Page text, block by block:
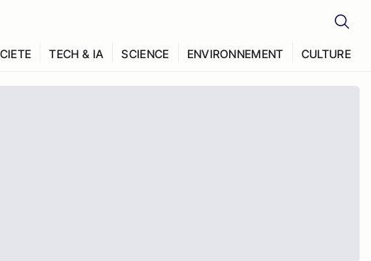
TECH & IA SCIENCE ENVIRONNEMENT CULTURE